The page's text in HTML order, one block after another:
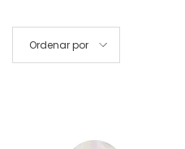
Ordenar por